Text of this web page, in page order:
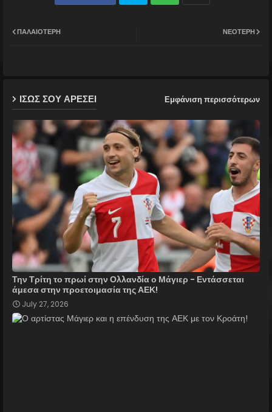
p
ΝΕΌΤΕΡΗ
ΠΑΛΑΙΌΤΕΡΗ
ΙΣΩΣ ΣΟΥ ΑΡΕΣΕΙ Εμφάνιση περισσότερων
Την Τρίτη το πρωί στην Ολλανδία ο Μάγιερ - Εντάσσεται
άμεσα στην προετοιμασία της ΑΕΚ!
July 27, 2026